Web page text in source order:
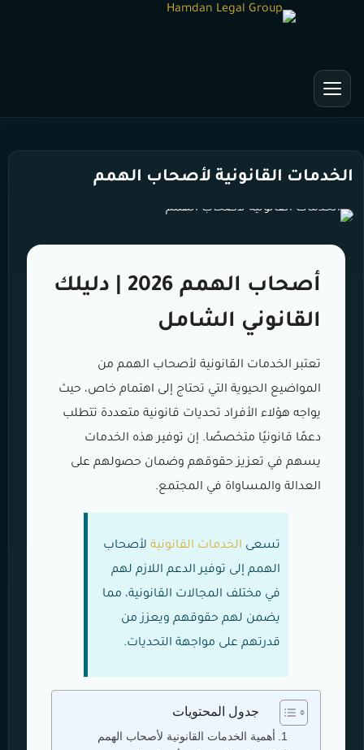
الخدمات القانونية لأصحاب الهمم
أصحاب الهمم 2026 | دليلك
القانوني الشامل
تعتبر الخدمات القانونية لأصحاب الهمم من
المواضيع الحيوية التي تحتاج إلى اهتمام خاص، حيث
يواجه هؤلاء الأفراد تحديات قانونية متعددة تتطلب
دعمًا قانونيًا متخصصًا. إن توفير هذه الخدمات
يسهم في تعزيز حقوقهم وضمان حصولهم على
العدالة والمساواة في المجتمع.
تسعى الخدمات القانونية لأصحاب
الهمم إلى توفير الدعم اللازم لهم
في مختلف المجالات القانونية، مما
يضمن لهم حقوقهم ويعزز من
قدرتهم على مواجهة التحديات.
جدول المحتويات
أهمية الخدمات القانونية لأصحاب الهمم